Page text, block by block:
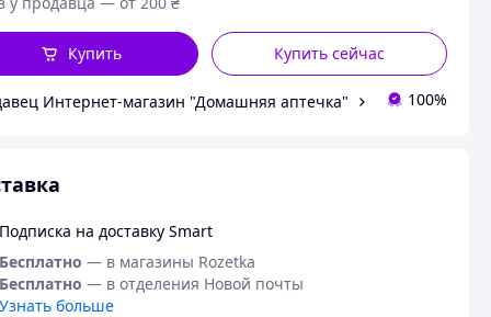
Купить сейчас
Купить
Интернет-магазин "Домашняя аптечка" 100%
Подписка на доставку Smart
Бесплатно — в магазины Rozetka
Бесплатно — в отделения Новой почты
Узнать больше